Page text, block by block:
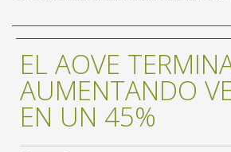
EL AOVE
AUMENTANDO
EN UN 45%